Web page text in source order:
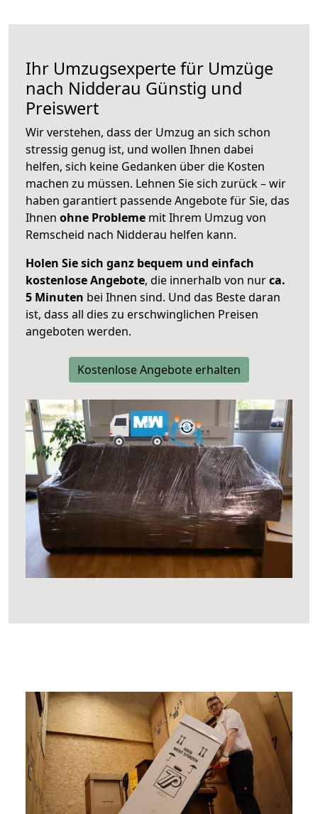
Ihr Umzugsexperte für Umzüge
nach Nidderau Günstig und
Preiswert
Wir verstehen, dass der Umzug an sich schon
stressig genug ist, und wollen Ihnen dabei
helfen, sich keine Gedanken über die Kosten
machen zu müssen. Lehnen Sie sich zurück – wir
haben garantiert passende Angebote für Sie, das
Ihnen ohne Probleme mit Ihrem Umzug von
Remscheid nach Nidderau helfen kann.
Holen Sie sich ganz bequem und einfach
kostenlose Angebote, die innerhalb von nurca.
5 Minuten bei Ihnen sind. Und das Beste daran
ist, dass all dies zu erschwinglichen Preisen
angeboten werden.
Kostenlose Angebote erhalten